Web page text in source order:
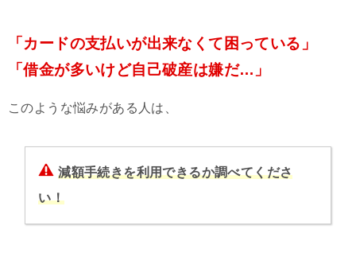
「カードの支払いが出来なくて困っている」
「借金が多いけど自己破産は嫌だ…」
このような悩みがある人は、
減額手続きを利用できるか調べてくださ
い！